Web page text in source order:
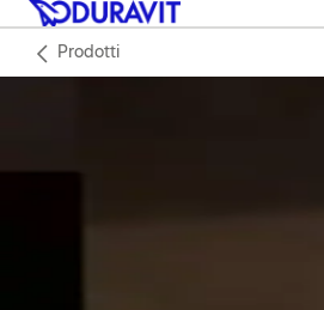
Prodotti